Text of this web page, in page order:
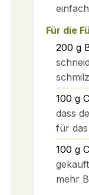
Für die
200 g
100 g
dass
für
100 g
mehr